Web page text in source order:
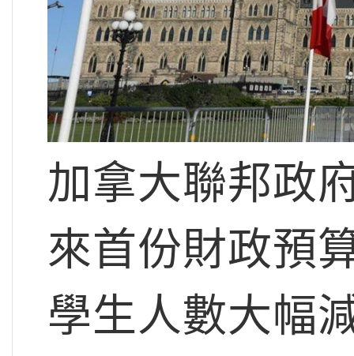
加拿大聯邦政
來首份財政預
學生人數大幅